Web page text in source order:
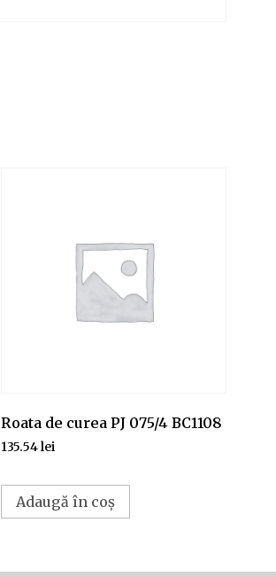
Roata de curea PJ 075/4 BC1108
135.54lei
Adaugă în coș